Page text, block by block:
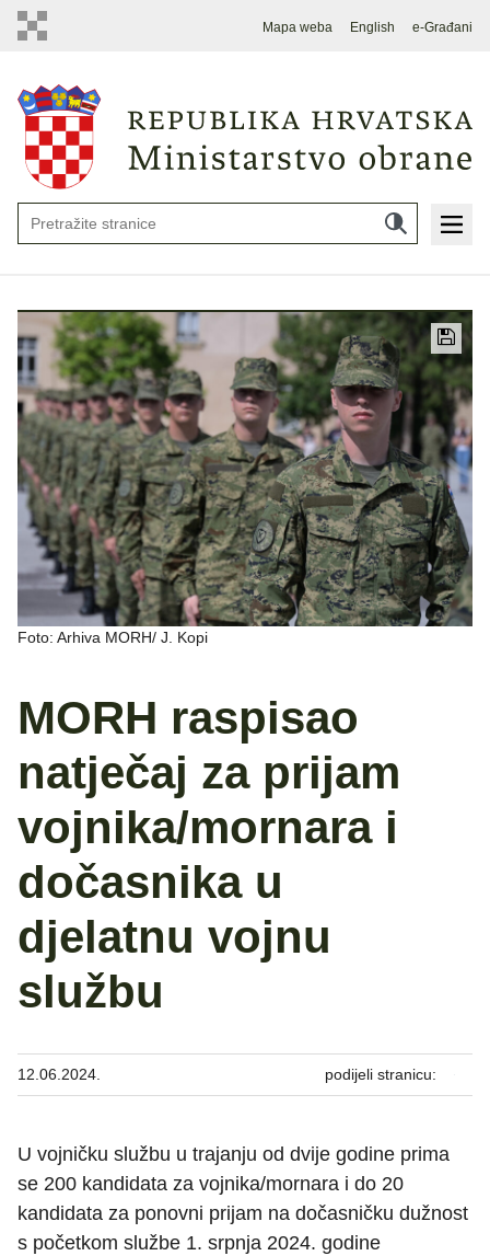
Mapa weba English e-Građani
Foto: Arhiva MORH/ J. Kopi
MORH raspisao
natječaj za prijam
vojnika/mornara i
dočasnika u
djelatnu vojnu
službu
12.06.2024. podijeli stranicu:
U vojničku službu u trajanju od dvije godine prima
se 200 kandidata za vojnika/mornara i do 20
kandidata za ponovni prijam na dočasničku dužnost
s početkom službe 1. srpnja 2024. godine